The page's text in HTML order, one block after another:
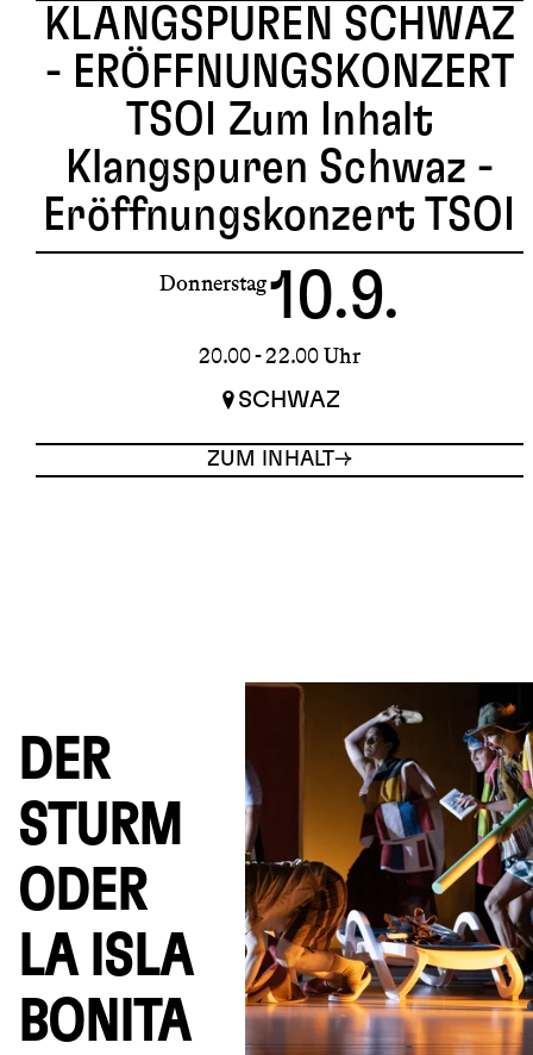
KLANGSPUREN SCHWAZ
- ERÖFFNUNGSKONZERT
TSOI Zum Inhalt
Klangspuren Schwaz -
Eröffnungskonzert TSOI
Donnerstag10.9.
20.00 - 22.00 Uhr
SCHWAZ
ZUM INHALT
DER
STURM
ODER
LA ISLA
BONITA